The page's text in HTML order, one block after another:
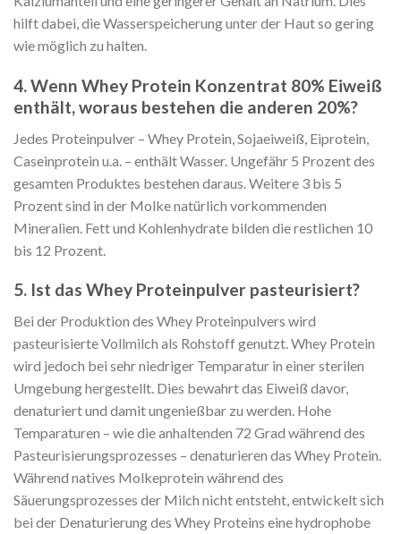
hilft dabei, die Wasserspeicherung unter der Haut so gering
wie möglich zu halten.
4. Wenn Whey Protein Konzentrat 80% Eiweiß
enthält, woraus bestehen die anderen 20%?
Jedes Proteinpulver – Whey Protein, Sojaeiweiß, Eiprotein,
Caseinprotein u.a. – enthält Wasser. Ungefähr 5 Prozent des
gesamten Produktes bestehen daraus. Weitere 3 bis 5
Prozent sind in der Molke natürlich vorkommenden
Mineralien. Fett und Kohlenhydrate bilden die restlichen 10
bis 12 Prozent.
5. Ist das Whey Proteinpulver pasteurisiert?
Bei der Produktion des Whey Proteinpulvers wird
pasteurisierte Vollmilch als Rohstoff genutzt. Whey Protein
wird jedoch bei sehr niedriger Temparatur in einer sterilen
Umgebung hergestellt. Dies bewahrt das Eiweiß davor,
denaturiert und damit ungenießbar zu werden. Hohe
Temparaturen – wie die anhaltenden 72 Grad während des
Pasteurisierungsprozesses – denaturieren das Whey Protein.
Während natives Molkeprotein während des
Säuerungsprozesses der Milch nicht entsteht, entwickelt sich
bei der Denaturierung des Whey Proteins eine hydrophobe